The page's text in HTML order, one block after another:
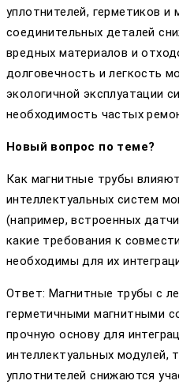
уплотнителей, герметиков и
соединительных деталей
вредных материалов и
долговечность и легкость
экологичной эксплуатации
необходимость частых
Новый вопрос по теме?
Как магнитные трубы
интеллектуальных систем
(например, встроенных
какие требования к
необходимы для их
Ответ: Магнитные трубы с
герметичными магнитными
прочную основу для
интеллектуальных модулей,
уплотнителей снижаются